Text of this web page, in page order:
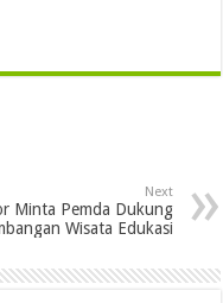
Next
Minta Pemda Dukung
Wisata Edukasi